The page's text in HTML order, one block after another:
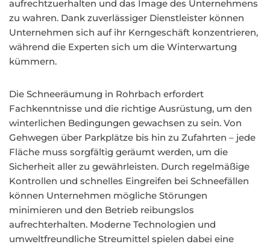
aufrechtzuerhalten und das Image des Unternehmens
zu wahren. Dank zuverlässiger Dienstleister können
Unternehmen sich auf ihr Kerngeschäft konzentrieren,
während die Experten sich um die Winterwartung
kümmern.
Die Schneeräumung in Rohrbach erfordert
Fachkenntnisse und die richtige Ausrüstung, um den
winterlichen Bedingungen gewachsen zu sein. Von
Gehwegen über Parkplätze bis hin zu Zufahrten – jede
Fläche muss sorgfältig geräumt werden, um die
Sicherheit aller zu gewährleisten. Durch regelmäßige
Kontrollen und schnelles Eingreifen bei Schneefällen
können Unternehmen mögliche Störungen
minimieren und den Betrieb reibungslos
aufrechterhalten. Moderne Technologien und
umweltfreundliche Streumittel spielen dabei eine